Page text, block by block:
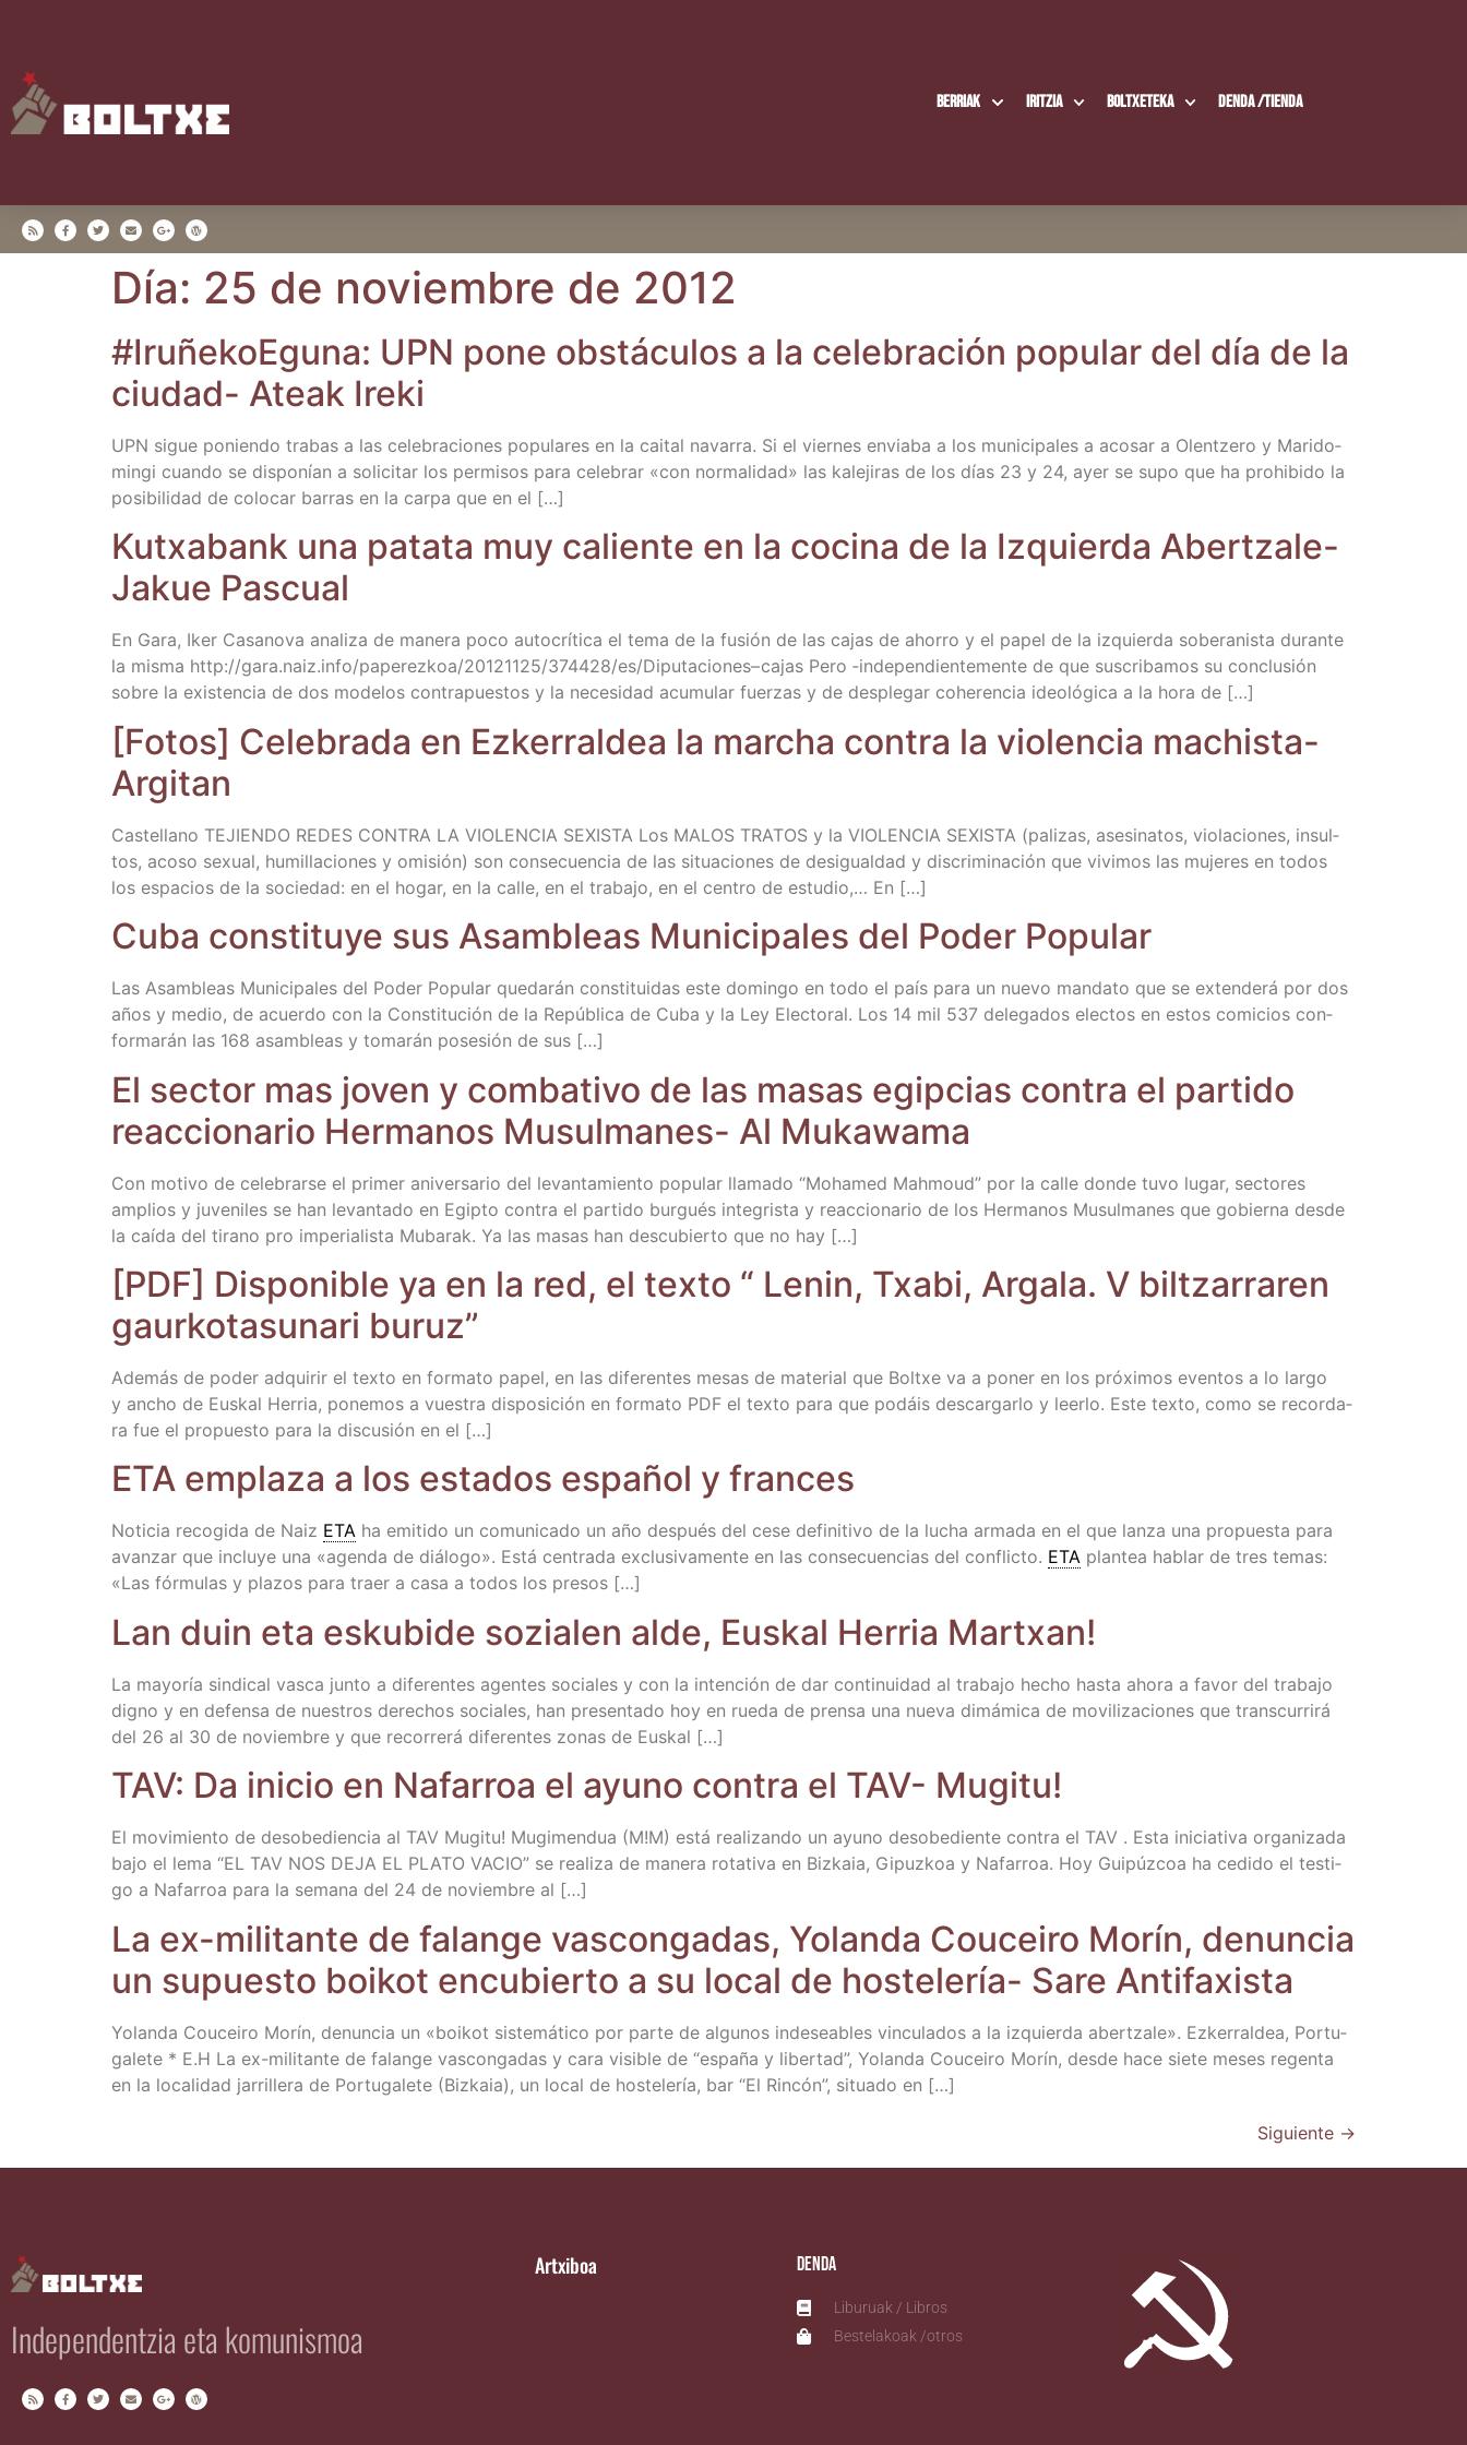
Berriak Iritzia Boltxe­te­ka Den­da /​Tien­da
Día: 25 de noviembre de 2012
#Iru­ñe­koE­gu­na: UPN pone obs­tácu­los a la cele­bra­ción popu­lar del día de la
ciu­dad- Ateak Ireki
UPN sigue ponien­do tra­bas a las cele­bra­cio­nes popu­la­res en la cai­tal nava­rra. Si el vier­nes envia­ba a los muni­ci­pa­les a aco­sar a Olen­tze­ro y Mari­do­
min­gi cuan­do se dis­po­nían a soli­ci­tar los per­mi­sos para cele­brar «con nor­ma­li­dad» las kale­ji­ras de los días 23 y 24, ayer se supo que ha prohi­bi­do la
posi­bi­li­dad de colo­car barras en la car­pa que en el […]
Kutxa­bank una pata­ta muy calien­te en la coci­na de la Izquier­da Aber­tza­le-
Jakue Pascual
En Gara, Iker Casa­no­va ana­li­za de mane­ra poco auto­crí­ti­ca el tema de la fusión de las cajas de aho­rro y el papel de la izquier­da sobe­ra­nis­ta duran­te
la mis­ma http://​gara​.naiz​.info/​p​a​p​e​r​e​z​k​o​a​/​2​0​1​2​1​1​2​5​/​3​7​4​4​2​8​/​e​s​/​D​i​p​u​t​a​c​i​o​n​e​s​– c​a​jas Pero ‑inde­pen­dien­te­men­te de que sus­cri­ba­mos su con­clu­sión
sobre la exis­ten­cia de dos mode­los con­tra­pues­tos y la nece­si­dad acu­mu­lar fuer­zas y de des­ple­gar cohe­ren­cia ideo­ló­gi­ca a la hora de […]
[Fotos] Cele­bra­da en Ezke­rral­dea la mar­cha con­tra la vio­len­cia machis­ta-
Argitan
Cas­te­llano TEJIENDO REDES CONTRA LA VIOLENCIA SEXISTA Los MALOS TRATOS y la VIOLENCIA SEXISTA (pali­zas, ase­si­na­tos, vio­la­cio­nes, insul­
tos, aco­so sexual, humi­lla­cio­nes y omi­sión) son con­se­cuen­cia de las situa­cio­nes de des­igual­dad y dis­cri­mi­na­ción que vivi­mos las muje­res en todos
los espa­cios de la socie­dad: en el hogar, en la calle, en el tra­ba­jo, en el cen­tro de estu­dio,… En […]
Cuba cons­ti­tu­ye sus Asam­bleas Muni­ci­pa­les del Poder Popular
Las Asam­bleas Muni­ci­pa­les del Poder Popu­lar que­da­rán cons­ti­tui­das este domin­go en todo el país para un nue­vo man­da­to que se exten­de­rá por dos
años y medio, de acuer­do con la Cons­ti­tu­ción de la Repú­bli­ca de Cuba y la Ley Elec­to­ral. Los 14 mil 537 dele­ga­dos elec­tos en estos comi­cios con­
for­ma­rán las 168 asam­bleas y toma­rán pose­sión de sus […]
El sec­tor mas joven y com­ba­ti­vo de las masas egip­cias con­tra el par­ti­do
reac­cio­na­rio Her­ma­nos Musul­ma­nes- Al Mukawama
Con moti­vo de cele­brar­se el pri­mer ani­ver­sa­rio del levan­ta­mien­to popu­lar lla­ma­do “Moha­med Mah­moud” por la calle don­de tuvo lugar, sec­to­res
amplios y juve­ni­les se han levan­ta­do en Egip­to con­tra el par­ti­do bur­gués inte­gris­ta y reac­cio­na­rio de los Her­ma­nos Musul­ma­nes que gobier­na des­de
la caí­da del tirano pro impe­ria­lis­ta Muba­rak. Ya las masas han des­cu­bier­to que no hay […]
[PDF] Dis­po­ni­ble ya en la red, el tex­to “ Lenin, Txa­bi, Arga­la. V bil­tza­rra­ren
gaur­ko­ta­su­na­ri buruz”
Ade­más de poder adqui­rir el tex­to en for­ma­to papel, en las dife­ren­tes mesas de mate­rial que Boltxe va a poner en los pró­xi­mos even­tos a lo lar­go
y ancho de Eus­kal Herria, pone­mos a vues­tra dis­po­si­ción en for­ma­to PDF el tex­to para que podáis des­car­gar­lo y leer­lo. Este tex­to, como se recor­da­
ra fue el pro­pues­to para la dis­cu­sión en el […]
ETA empla­za a los esta­dos espa­ñol y frances
Noti­cia reco­gi­da de Naiz ETA ha emi­ti­do un comu­ni­ca­do un año des­pués del cese defi­ni­ti­vo de la lucha arma­da en el que lan­za una pro­pues­ta para
avan­zar que inclu­ye una «agen­da de diá­lo­go». Está cen­tra­da exclu­si­va­men­te en las con­se­cuen­cias del con­flic­to. ETA plan­tea hablar de tres temas:
«Las fór­mu­las y pla­zos para traer a casa a todos los presos […]
Lan duin eta esku­bi­de sozia­len alde, Eus­kal Herria Martxan!
La mayo­ría sin­di­cal vas­ca jun­to a dife­ren­tes agen­tes socia­les y con la inten­ción de dar con­ti­nui­dad al tra­ba­jo hecho has­ta aho­ra a favor del tra­ba­jo
digno y en defen­sa de nues­tros dere­chos socia­les, han pre­sen­ta­do hoy en rue­da de pren­sa una nue­va dimá­mi­ca de movi­li­za­cio­nes que trans­cu­rri­rá
del 26 al 30 de noviem­bre y que reco­rre­rá dife­ren­tes zonas de Euskal […]
TAV: Da ini­cio en Nafa­rroa el ayuno con­tra el TAV- Mugitu!
El movi­mien­to de des­obe­dien­cia al TAV Mugi­tu! Mugi­men­dua (M!M) está rea­li­zan­do un ayuno des­obe­dien­te con­tra el TAV . Esta ini­cia­ti­va orga­ni­za­da
bajo el lema “EL TAV NOS DEJA EL PLATO VACIO” se rea­li­za de mane­ra rota­ti­va en Biz­kaia, Gipuz­koa y Nafa­rroa. Hoy Gui­púz­coa ha cedi­do el tes­ti­
go a Nafa­rroa para la sema­na del 24 de noviem­bre al […]
La ex-mili­tan­te de falan­ge vas­con­ga­das, Yolan­da Coucei­ro Morín, denun­cia
un supues­to boi­kot encu­bier­to a su local de hos­te­le­ría- Sare Antifaxista
Yolan­da Coucei­ro Morín, denun­cia un «boi­kot sis­te­má­ti­co por par­te de algu­nos inde­sea­bles vin­cu­la­dos a la izquier­da aber­tza­le». Ezke­rral­dea, Por­tu­
ga­le­te * E.H La ex-mili­­ta­n­­te de falan­ge vas­con­ga­das y cara visi­ble de “espa­ña y liber­tad”, Yolan­da Coucei­ro Morín, des­de hace sie­te meses regen­ta
en la loca­li­dad jarri­lle­ra de Por­tu­ga­le­te (Biz­kaia), un local de hos­te­le­ría, bar “El Rin­cón”, situa­do en […]
Siguiente →
Independentzia eta komunismoa
Artxiboa Denda
Liburuak / Libros
Bestelakoak /otros